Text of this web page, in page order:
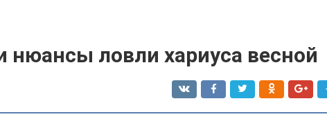
нюансы ловли хариуса весной